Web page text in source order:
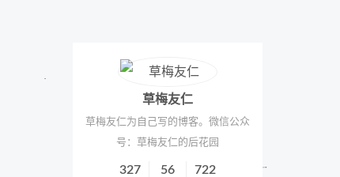
草梅友仁
草梅友仁为自己写的博客。微信公众
号：草梅友仁的后花园
327 56 722